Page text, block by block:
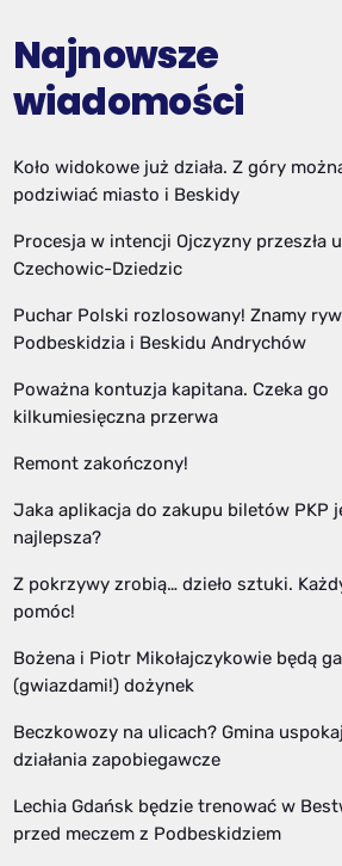
Najnowsze
wiadomości
Koło widokowe już działa. Z góry
podziwiać miasto i Beskidy
Procesja w intencji Ojczyzny przeszła
Czechowic-Dziedzic
Puchar Polski rozlosowany! Znamy
Podbeskidzia i Beskidu Andrychów
Poważna kontuzja kapitana. Czeka go
kilkumiesięczna przerwa
Remont zakończony!
Jaka aplikacja do zakupu biletów PKP
najlepsza?
Z pokrzywy zrobią… dzieło sztuki.
pomóc!
Bożena i Piotr Mikołajczykowie będą
(gwiazdami!) dożynek
Beczkowozy na ulicach? Gmina
działania zapobiegawcze
Lechia Gdańsk będzie trenować w
przed meczem z Podbeskidziem